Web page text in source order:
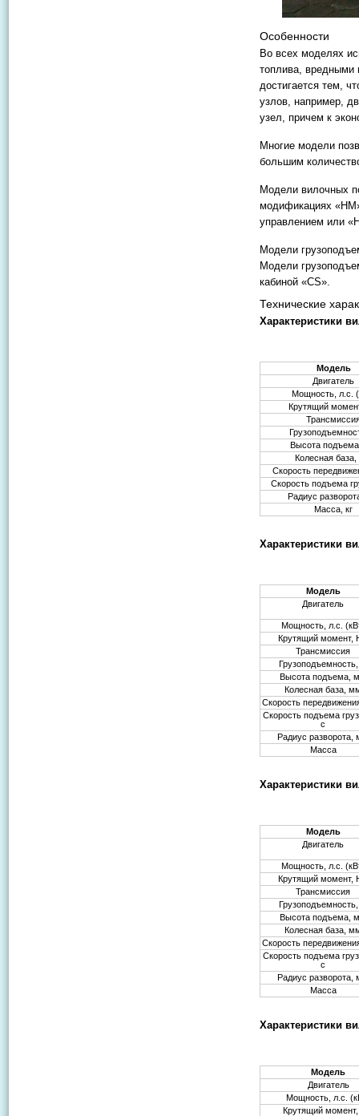
Особенности
Во всех моделях
топлива, вредными
достигается тем,
узлов, например,
узел, причем к
Многие модели
большим
Модели вилочных
модификациях
управлением или
Модели
Модели
кабиной «CS».
Технические
Характеристики
Модель
Двигатель
Мощность, л.с.
Крутящий
Высота
Колесная
Скорость
Скорость подъема
Радиус
Масса, кг
Характеристики
Модель
Двигатель
Мощность, л.с.
Крутящий момент,
Трансмиссия
Грузоподъемность,
Высота подъема,
Колесная база,
Скорость
Скорость подъема
с
Радиус разворота,
Масса
Характеристики
Модель
Двигатель
Мощность, л.с.
Крутящий момент,
Трансмиссия
Грузоподъемность,
Высота подъема,
Колесная база,
Скорость
Скорость подъема
с
Радиус разворота,
Масса
Характеристики
Модель
Двигатель
Мощность, л.с.
Крутящий